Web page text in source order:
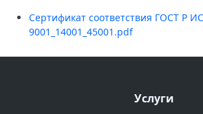
Сертификат соответствия ГОСТ Р
9001_14001_45001.pdf
Услуги